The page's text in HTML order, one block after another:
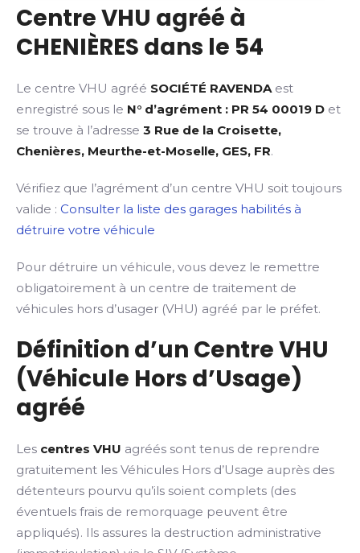
Centre VHU agréé à
CHENIÈRES dans le 54
Le centre VHU agréé SOCIÉTÉ RAVENDAest
enregistré sous le N° d’agrément : PR 54 00019 D et
se trouve à l’adresse 3 Rue de la Croisette,
Chenières, Meurthe-et-Moselle, GES, FR.
Vérifiez que l’agrément d’un centre VHU soit toujours
valide : Consulter la liste des garages habilités à
détruire votre véhicule
Pour détruire un véhicule, vous devez le remettre
obligatoirement à un centre de traitement de
véhicules hors d’usager (VHU) agréé par le préfet.
Définition d’un Centre VHU
(Véhicule Hors d’Usage)
agréé
Les centres VHU agréés sont tenus de reprendre
gratuitement les Véhicules Hors d’Usage auprès des
détenteurs pourvu qu’ils soient complets (des
éventuels frais de remorquage peuvent être
appliqués). Ils assures la destruction administrative